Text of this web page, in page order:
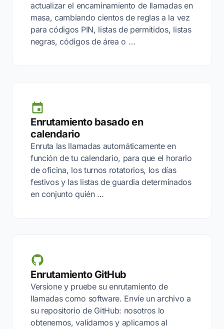
actualizar el encaminamiento de llamadas en
masa, cambiando cientos de reglas a la vez
para códigos PIN, listas de permitidos, listas
negras, códigos de área o …
Enrutamiento basado en
calendario
Enruta las llamadas automáticamente en
función de tu calendario, para que el horario
de oficina, los turnos rotatorios, los días
festivos y las listas de guardia determinados
en conjunto quién …
Enrutamiento GitHub
Versione y pruebe su enrutamiento de
llamadas como software. Envíe un archivo a
su repositorio de GitHub: nosotros lo
obtenemos, validamos y aplicamos al